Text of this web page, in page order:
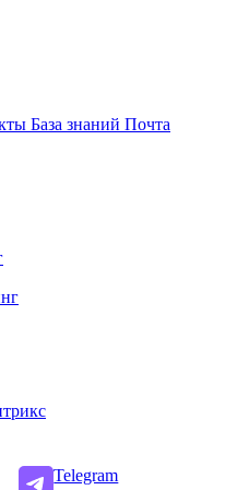
База знаний Почта
Telegram